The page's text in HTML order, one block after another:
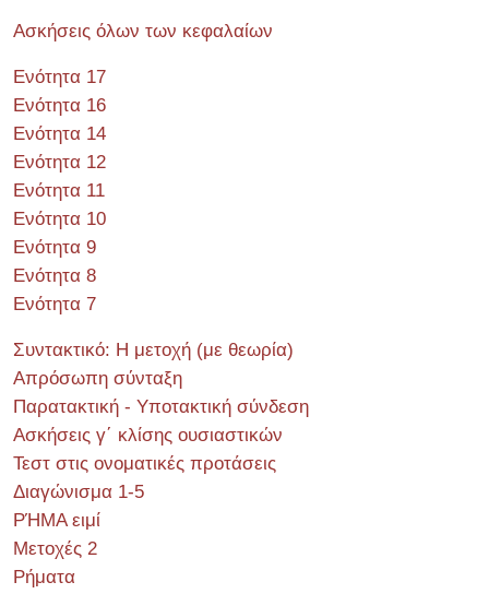
Ασκήσεις όλων των κεφαλαίων
Ενότητα 17
Ενότητα 16
Ενότητα 14
Ενότητα 12
Ενότητα 11
Ενότητα 10
Ενότητα 9
Ενότητα 8
Ενότητα 7
Συντακτικό: Η μετοχή (με θεωρία)
Απρόσωπη σύνταξη
Παρατακτική - Υποτακτική σύνδεση
Ασκήσεις γ΄ κλίσης ουσιαστικών
Τεστ στις ονοματικές προτάσεις
Διαγώνισμα 1-5
ΡΉΜΑ ειμί
Μετοχές 2
Ρήματα